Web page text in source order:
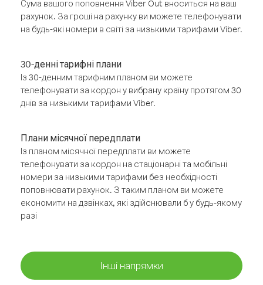
Сума вашого поповнення Viber Out вноситься на ваш
рахунок. За гроші на рахунку ви можете телефонувати
на будь-які номери в світі за низькими тарифами Viber.
30-денні тарифні плани
Із 30-денним тарифним планом ви можете
телефонувати за кордон у вибрану країну протягом 30
днів за низькими тарифами Viber.
Плани місячної передплати
Із планом місячної передплати ви можете
телефонувати за кордон на стаціонарні та мобільні
номери за низькими тарифами без необхідності
поповнювати рахунок. З таким планом ви можете
економити на дзвінках, які здійснювали б у будь-якому
разі
Інші напрямки